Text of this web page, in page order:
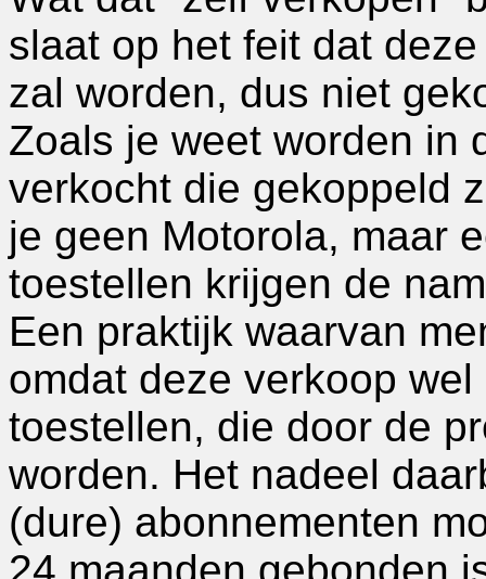
slaat op het feit dat
zal worden, dus niet
Zoals je weet worden in
verkocht die gekoppeld
je geen Motorola, maar
toestellen krijgen de
Een praktijk waarvan
omdat deze verkoop
toestellen, die door de
worden. Het nadeel
(dure) abonnementen